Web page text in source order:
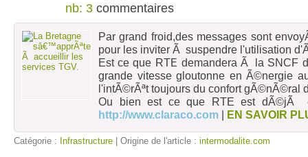
nb: 3
Par grand froid,des messages sont
pour les inviter Ã suspendre l'utilisation
Est ce que RTE demandera Ã la SNCF
grande vitesse gloutonne en Ã©nergie
l'intÃ©rÃªt toujours du confort gÃ©nÃ©ral
Ou bien est ce que RTE est dÃ©jÃ
http://www.claraco.com | EN SAVOIR
Catégorie : Infrastructure | Origine de l'article : intermodalite.com